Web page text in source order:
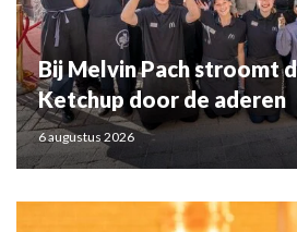
Bij Melvin Pach stroomt
Ketchup door de aderen
6 augustus 2026